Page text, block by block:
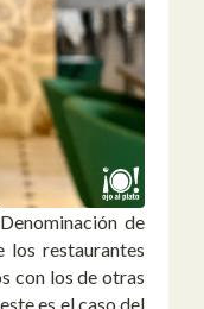
de
los restaurantes
con los de otras
es el caso del